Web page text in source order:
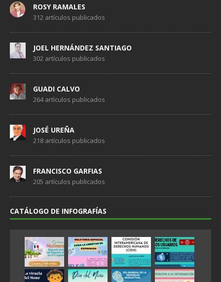
ROSY RAMALES
312 artículos publicados
JOEL HERNÁNDEZ SANTIAGO
302 artículos publicados
GUADI CALVO
264 artículos publicados
JOSÉ UREÑA
218 artículos publicados
FRANCISCO GARFIAS
205 artículos publicados
CATÁLOGO DE INFOGRAFÍAS